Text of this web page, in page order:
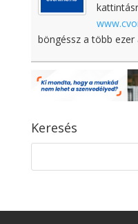
böngéssz a több
Keresés